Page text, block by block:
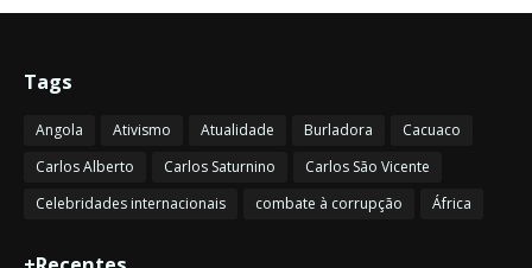
Tags
Angola Ativismo Atualidade Burladora
Cacuaco
Carlos Alberto
Carlos Saturnino
Carlos São Vicente
Celebridades internacionais
combate à corrupção África